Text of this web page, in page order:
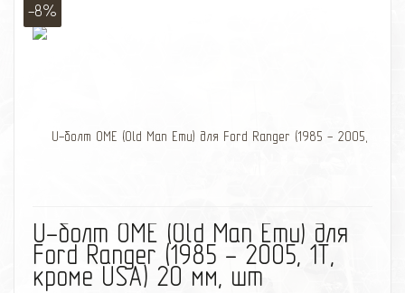
-8%
U-болт OME (Old Man Emu) для
Ford Ranger (1985 - 2005, 1Т,
кроме USA) 20 мм, шт